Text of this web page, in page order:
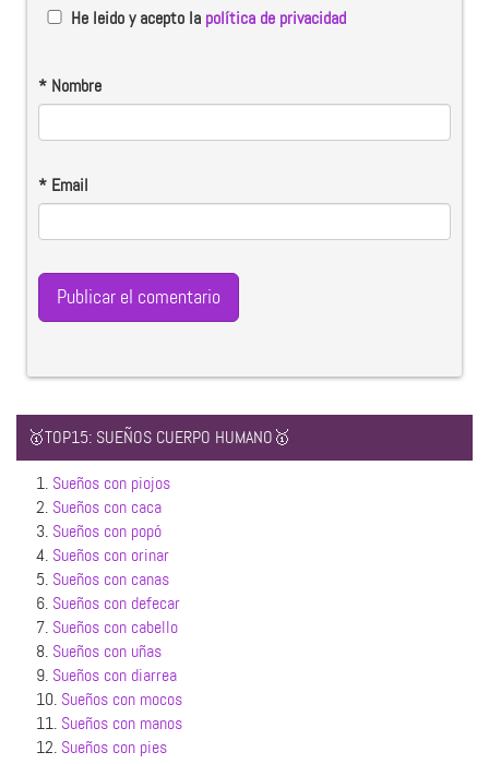
He leido y acepto la política de privacidad
* Nombre
* Email
🥇TOP15: SUEÑOS CUERPO HUMANO🥇
1. Sueños con piojos
2. Sueños con caca
3. Sueños con popó
4. Sueños con orinar
5. Sueños con canas
6. Sueños con defecar
7. Sueños con cabello
8. Sueños con uñas
9. Sueños con diarrea
10. Sueños con mocos
11. Sueños con manos
12. Sueños con pies